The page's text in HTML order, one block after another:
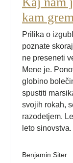
kam
Prilika o
poznate
ne preseneti
Mene je.
globino
spustiti
svojih rokah,
razodetjem.
leto sinovstva.
Benjamin Siter